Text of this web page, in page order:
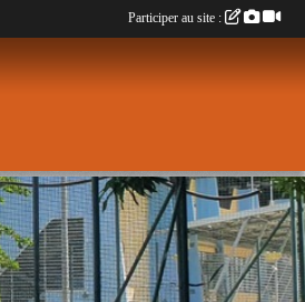
Participer au site :